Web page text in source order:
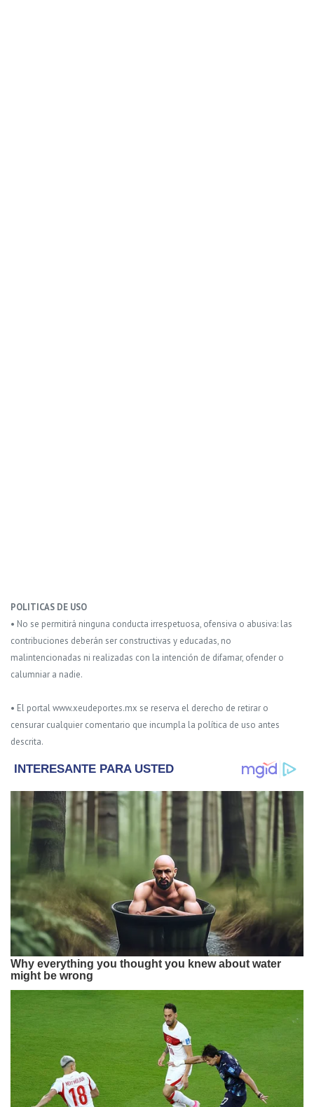
POLITICAS DE USO
• No se permitirá ninguna conducta irrespetuosa, ofensiva o abusiva: las
contribuciones deberán ser constructivas y educadas, no
malintencionadas ni realizadas con la intención de difamar, ofender o
calumniar a nadie.
• El portal www.xeudeportes.mx se reserva el derecho de retirar o
censurar cualquier comentario que incumpla la política de uso antes
descrita.